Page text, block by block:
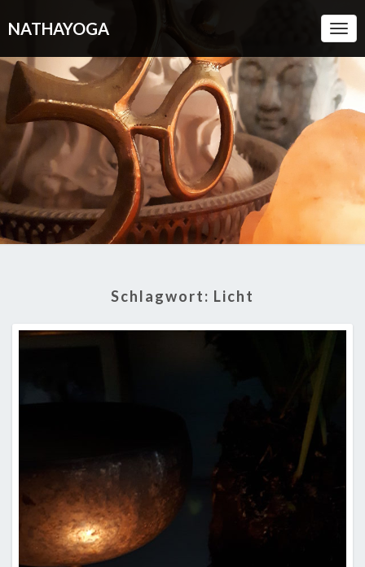
NATHAYOGA
Schlagwort: Licht